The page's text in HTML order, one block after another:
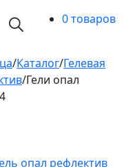
0 товаров
/Каталог/Гелевая
/Гели опал
опал рефлектив